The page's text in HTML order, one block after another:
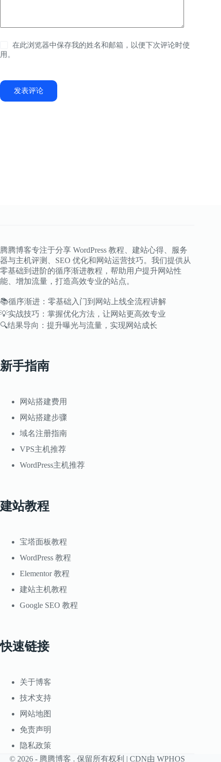
在此浏览器中保存我的姓名和邮箱，以便下次评论时使
用。
发表评论
腾腾博客专注于分享 WordPress 教程、建站心得、服务
器与主机评测、SEO 优化和网站运营技巧。我们提供从
零基础到进阶的循序渐进教程，帮助用户提升网站性
能、增加流量，打造高效专业的站点。
📚循序渐进：零基础入门到网站上线全流程讲解
💡实战技巧：掌握优化方法，让网站更高效专业
🔍结果导向：提升曝光与流量，实现网站成长
新手指南
网站搭建费用
网站搭建步骤
域名注册指南
VPS主机推荐
WordPress主机推荐
建站教程
宝塔面板教程
WordPress 教程
Elementor 教程
建站主机教程
Google SEO 教程
快速链接
关于博客
技术支持
网站地图
免责声明
隐私政策
© 2026 - 腾腾博客 . 保留所有权利 | CDN由WPHOS